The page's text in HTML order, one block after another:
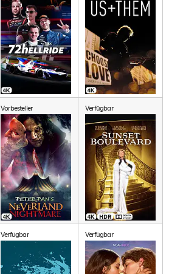
Vorbesteller Verfügbar
Verfügbar Verfügbar